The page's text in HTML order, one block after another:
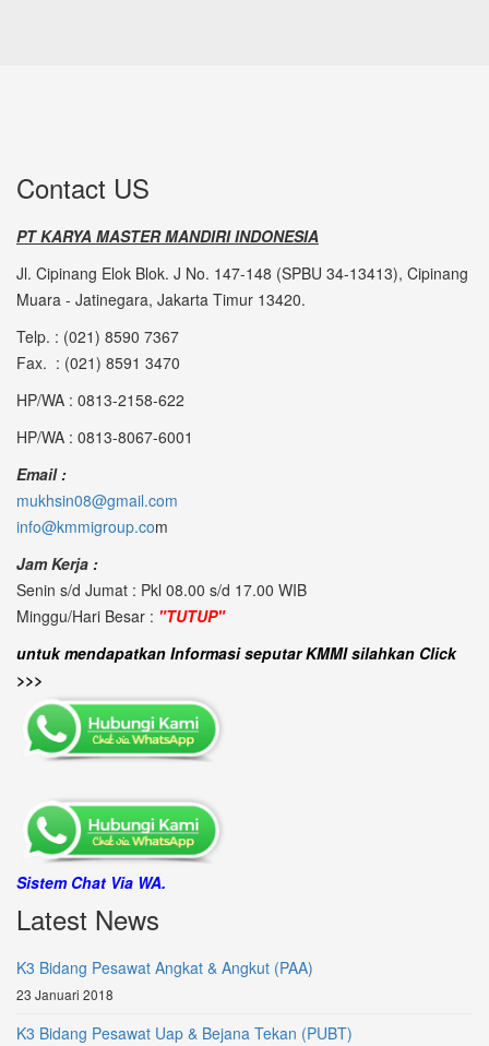
Contact US
PT KARYA MASTER MANDIRI INDONESIA
Jl. Cipinang Elok Blok. J No. 147-148 (SPBU 34-13413), Cipinang
Muara - Jatinegara, Jakarta Timur 13420.
Telp. : (021) 8590 7367
Fax. : (021) 8591 3470
HP/WA : 0813-2158-622
HP/WA : 0813-8067-6001
Email :
mukhsin08@gmail.com
info@kmmigroup.com
Jam Kerja :
Senin s/d Jumat : Pkl 08.00 s/d 17.00 WIB
Minggu/Hari Besar : "TUTUP"
untuk mendapatkan Informasi seputar KMMI silahkan Click
>>>
Sistem Chat Via WA.
Latest News
K3 Bidang Pesawat Angkat & Angkut (PAA)
23 Januari 2018
K3 Bidang Pesawat Uap & Bejana Tekan (PUBT)